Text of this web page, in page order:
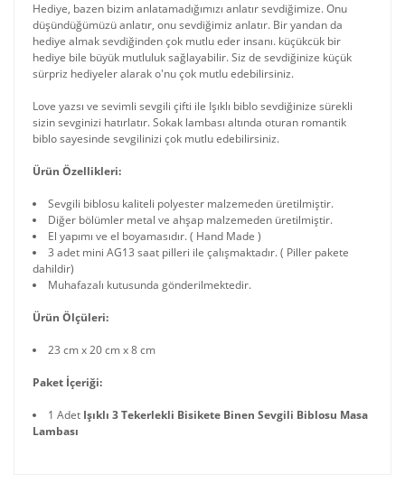
Hediye, bazen bizim anlatamadığımızı anlatır sevdiğimize. Onu
düşündüğümüzü anlatır, onu sevdiğimiz anlatır. Bir yandan da
hediye almak sevdiğinden çok mutlu eder insanı. küçükcük bir
hediye bile büyük mutluluk sağlayabilir. Siz de sevdiğinize küçük
sürpriz hediyeler alarak o'nu çok mutlu edebilirsiniz.
Love yazsı ve sevimli sevgili çifti ile Işıklı biblo sevdiğinize sürekli
sizin sevginizi hatırlatır. Sokak lambası altında oturan romantik
biblo sayesinde sevgilinizi çok mutlu edebilirsiniz.
Ürün Özellikleri:
Sevgili biblosu kaliteli polyester malzemeden üretilmiştir.
Diğer bölümler metal ve ahşap malzemeden üretilmiştir.
El yapımı ve el boyamasıdır. ( Hand Made )
3 adet mini AG13 saat pilleri ile çalışmaktadır. ( Piller pakete
dahildir)
Muhafazalı kutusunda gönderilmektedir.
Ürün Ölçüleri:
23 cm x 20 cm x 8 cm
Paket İçeriği:
1 Adet Işıklı 3 Tekerlekli Bisikete Binen Sevgili Biblosu Masa
Lambası